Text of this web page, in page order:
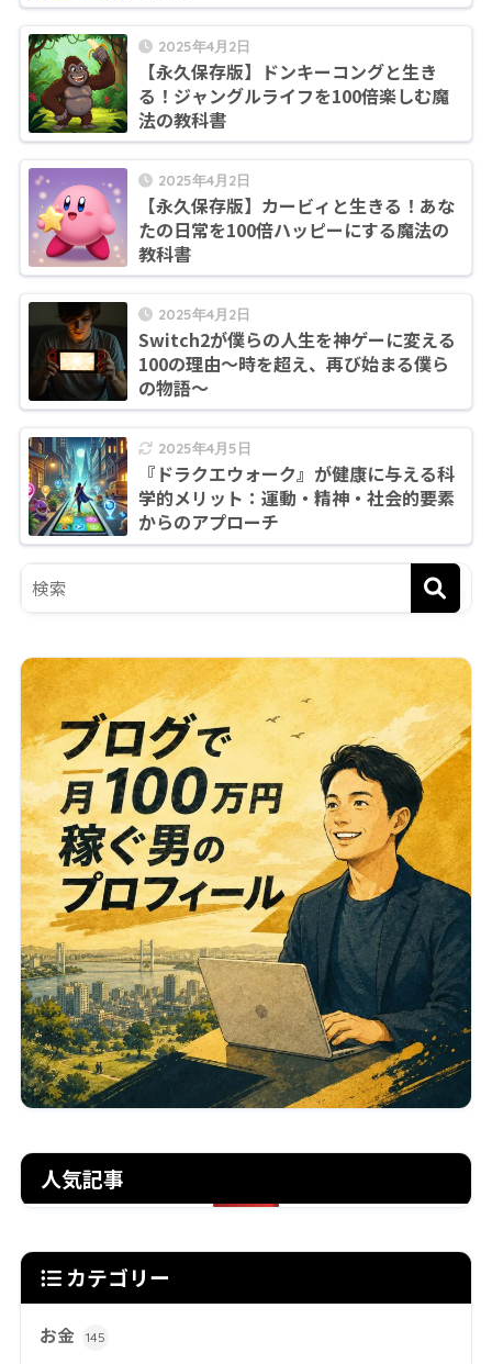
2025年4月2日
【永久保存版】ドンキーコングと生き
る！ジャングルライフを100倍楽しむ魔
法の教科書
2025年4月2日
【永久保存版】カービィと生きる！あな
たの日常を100倍ハッピーにする魔法の
教科書
2025年4月2日
Switch2が僕らの人生を神ゲーに変える
100の理由〜時を超え、再び始まる僕ら
の物語〜
2025年4月5日
『ドラクエウォーク』が健康に与える科
学的メリット：運動・精神・社会的要素
からのアプローチ
人気記事
カテゴリー
お金 145